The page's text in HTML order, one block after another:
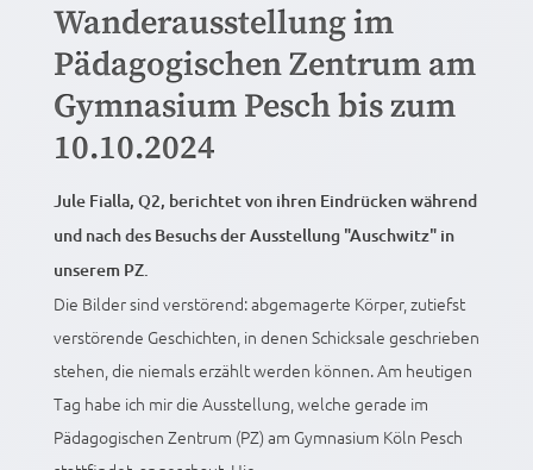
Wanderausstellung im
Pädagogischen Zentrum am
Gymnasium Pesch bis zum
10.10.2024
Jule Fialla, Q2, berichtet von ihren Eindrücken während
und nach des Besuchs der Ausstellung "Auschwitz" in
unserem PZ.
Die Bilder sind verstörend: abgemagerte Körper, zutiefst
verstörende Geschichten, in denen Schicksale geschrieben
stehen, die niemals erzählt werden können. Am heutigen
Tag habe ich mir die Ausstellung, welche gerade im
Pädagogischen Zentrum (PZ) am Gymnasium Köln Pesch